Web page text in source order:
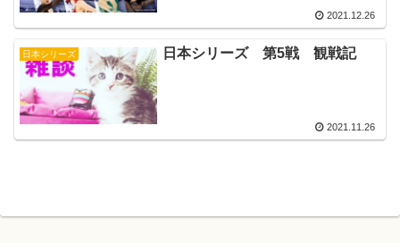
2021.12.26
日本シリーズ 日本シリーズ 第5戦 観戦記
2021.11.26